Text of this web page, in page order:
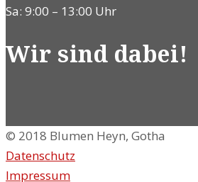
Sa: 9:00 – 13:00 Uhr
Wir sind dabei!
© 2018 Blumen Heyn, Gotha
Datenschutz
Impressum